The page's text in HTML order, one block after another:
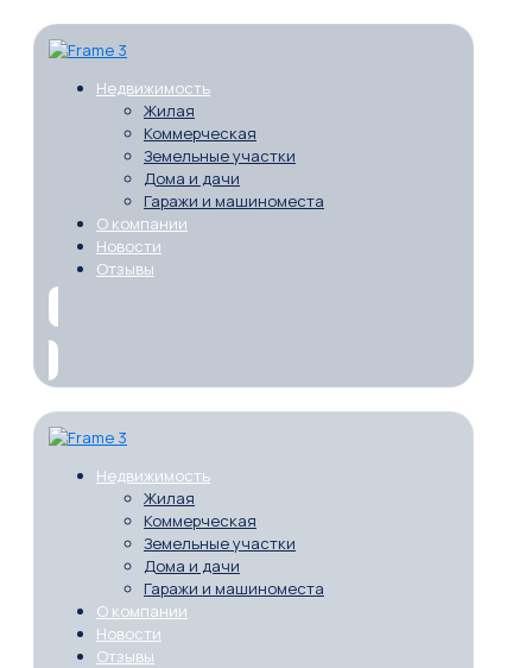
Недвижимость
Жилая
Коммерческая
Земельные участки
Дома и дачи
Гаражи и машиноместа
О компании
Новости
Отзывы
Недвижимость
Жилая
Коммерческая
Земельные участки
Дома и дачи
Гаражи и машиноместа
О компании
Новости
Отзывы